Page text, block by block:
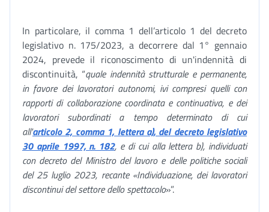
In particolare, il comma 1 dell’articolo 1 del decreto
legislativo n. 175/2023, a decorrere dal 1° gennaio
2024, prevede il riconoscimento di un'indennità di
discontinuità, “quale indennità strutturale e permanente,
in favore dei lavoratori autonomi, ivi compresi quelli con
rapporti di collaborazione coordinata e continuativa, e dei
lavoratori subordinati a tempo determinato di cui
all'articolo 2, comma 1, lettera a), del decreto legislativo
30 aprile 1997, n. 182, e di cui alla lettera b), individuati
con decreto del Ministro del lavoro e delle politiche sociali
del 25 luglio 2023, recante «Individuazione, dei lavoratori
discontinui del settore dello spettacolo»”.